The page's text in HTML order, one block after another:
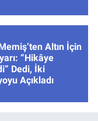
Altın İçin
“Hikâye
Dedi, İki
Açıkladı